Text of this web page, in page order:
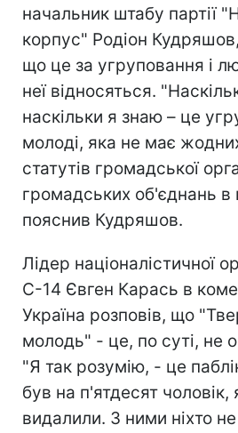
начальник штабу партії
корпус" Родіон
що це за угруповання і
неї відносяться.
наскільки я знаю – це
молоді, яка не має
статутів громадської
громадських об'єднань в
пояснив Кудряшов.
Лідер націоналістичної
С-14 Євген Карась в
Україна розповів, що
молодь" - це, по суті, не
"Я так розумію, - це
був на п'ятдесят чоловік,
видалили. З ними ніхто